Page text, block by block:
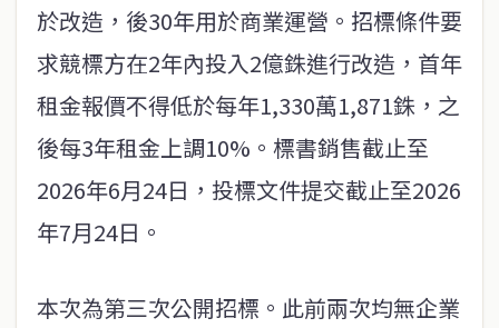
於改造，後30年用於商業運營。招標條件要
求競標方在2年內投入2億銖進行改造，首年
租金報價不得低於每年1,330萬1,871銖，之
後每3年租金上調10%。標書銷售截止至
2026年6月24日，投標文件提交截止至2026
年7月24日。
本次為第三次公開招標。此前兩次均無企業